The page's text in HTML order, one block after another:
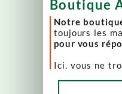
Boutique
Notre
toujours les
pour vous
Ici, vous ne